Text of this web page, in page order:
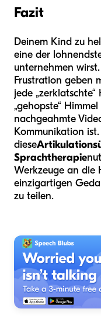
Fazit
Deinem Kind zu
eine der
unternehmen
Frustration geben
jede
„gehopste“
nachgeahmte
Kommunikation
diese
Sprachtherapie
Werkzeuge an die
einzigartigen
zu teilen.